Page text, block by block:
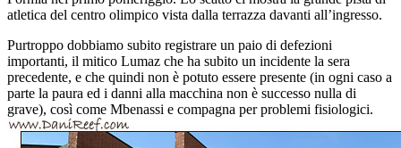
atletica del centro olimpico vista dalla terrazza davanti all’ingresso.
Purtroppo dobbiamo subito registrare un paio di defezioni
importanti, il mitico Lumaz che ha subito un incidente la sera
precedente, e che quindi non è potuto essere presente (in ogni caso a
parte la paura ed i danni alla macchina non è successo nulla di
grave), così come Mbenassi e compagna per problemi fisiologici.